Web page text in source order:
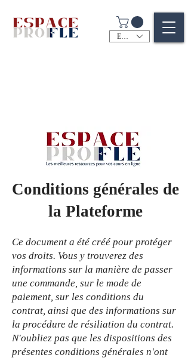
EUR (€)
Conditions générales de
la Plateforme
Ce document a été créé pour protéger
vos droits. Vous y trouverez des
informations sur la manière de passer
une commande, sur le mode de
paiement, sur les conditions du
contrat, ainsi que des informations sur
la procédure de résiliation du contrat.
N'oubliez pas que les dispositions des
présentes conditions générales n'ont